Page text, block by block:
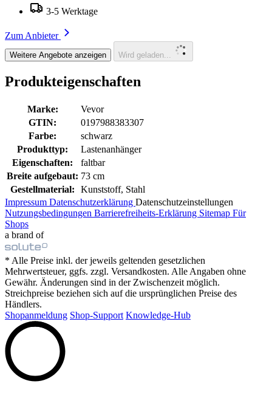
3-5 Werktage
Zum Anbieter
Weitere Angebote anzeigen Wird geladen...
Produkteigenschaften
Marke:
Vevor
GTIN:
0197988383307
Farbe:
schwarz
Produkttyp:
Lastenanhänger
Eigenschaften:
faltbar
Breite aufgebaut: 73 cm
Gestellmaterial:
Kunststoff, Stahl
Impressum Datenschutzerklärung Datenschutzeinstellungen
Nutzungsbedingungen Barrierefreiheits-Erklärung Sitemap Für
Shops
a brand of
* Alle Preise inkl. der jeweils geltenden gesetzlichen
Mehrwertsteuer, ggfs. zzgl. Versandkosten. Alle Angaben ohne
Gewähr. Änderungen sind in der Zwischenzeit möglich.
Streichpreise beziehen sich auf die ursprünglichen Preise des
Händlers.
Shopanmeldung Shop-Support Knowledge-Hub